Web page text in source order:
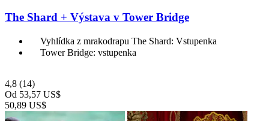
The Shard + Výstava v Tower Bridge
Vyhlídka z mrakodrapu The Shard: Vstupenka
Tower Bridge: vstupenka
4,8 (14)
Od 53,57 US$
50,89 US$